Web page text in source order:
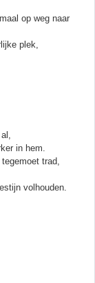
op weg naar
plek,
in hem.
trad,
volhouden.